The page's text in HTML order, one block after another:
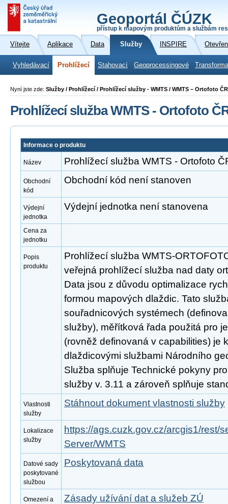
Geoportál ČÚZK
přístup k mapovým produktům a službám
Vítejte Aplikace Data Služby INSPIRE
Vyhledávací Prohlížecí Stahovací Geoprocessingové
Nyní jste zde: Služby / Prohlížecí / Prohlížecí služby - WMTS / WMTS – Ortofoto ČR
Prohlížecí služba WMTS - Ortofoto
Informace o produktu
Název Prohlížecí služba WMTS - Ortofoto
Obchodní
kód
Obchodní kód není stanoven
Výdejní
jednotka
Výdejní jednotka není stanovena
Cena za
jednotku
Popis
produktu
Prohlížecí služba WMTS-
veřejná prohlížecí služba nad daty
Data jsou z důvodu optimalizace
formou mapových dlaždic. Tato
souřadnicových systémech
služby), měřítková řada použitá pro
(rovněž definovaná v capabilities) je
dlaždicovými službami Národního
Služba splňuje Technické pokyny
služby v. 3.11 a zároveň splňuje
Vlastnosti
služby
Stáhnout dokument vlastnosti služby
Lokalizace
služby
https://ags.cuzk.gov.cz/arcgis1/rest/
Server/WMTS
Datové sady
poskytované
službou
Poskytovaná data
Omezení a
Zásady užívání dat a služeb ZÚ